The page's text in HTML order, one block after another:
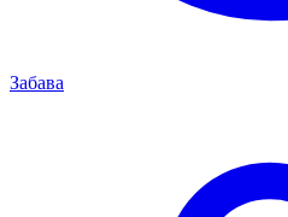
Забава